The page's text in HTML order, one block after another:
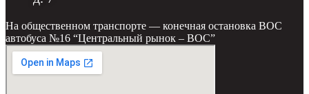
На общественном транспорте — конечная остановка ВОС
автобуса №16 “Центральный рынок – ВОС”